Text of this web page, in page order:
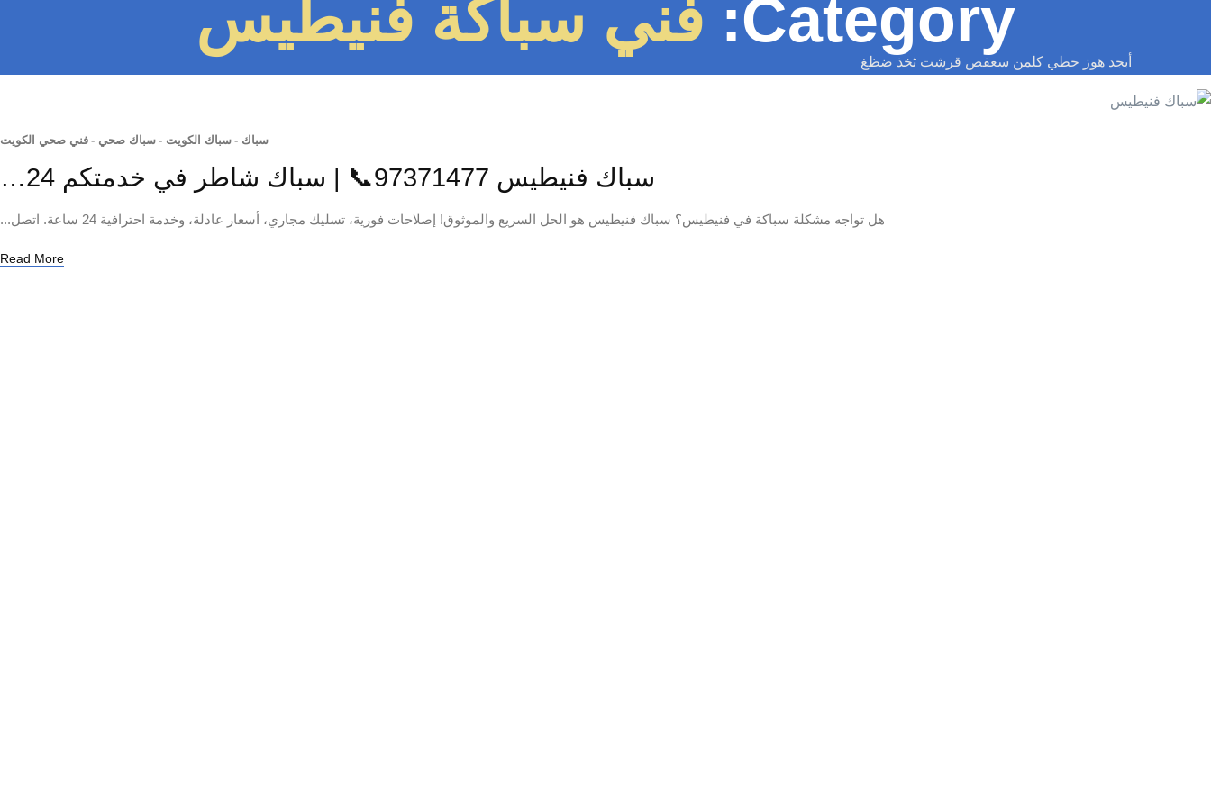
Category: فني سباكة فنيطيس
أبجد هوز حطي كلمن سعفص قرشت ثخذ ضظغ
سباك - سباك الكويت - سباك صحي - فني صحي الكويت
سباك فنيطيس 97371477📞 | سباك شاطر في خدمتكم 24…
هل تواجه مشكلة سباكة في فنيطيس؟ سباك فنيطيس هو الحل السريع والموثوق! إصلاحات فورية، تسليك مجاري، أسعار عادلة، وخدمة احترافية 24 ساعة. اتصل...
Read More